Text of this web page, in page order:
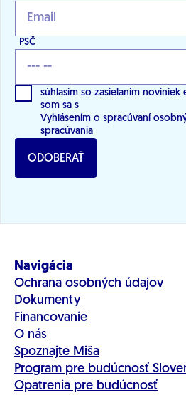
PSČ
súhlasím so zasielaním
som sa s
Vyhlásením o spracúvaní
spracúvania
ODOBERAŤ
Navigácia
Ochrana osobných údajov
Dokumenty
Financovanie
O nás
Spoznajte Miša
Program pre budúcnosť
Opatrenia pre budúcnosť